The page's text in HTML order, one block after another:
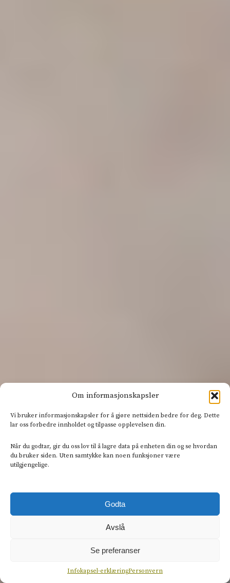
Om informasjonskapsler
Vi bruker informasjonskapsler for å gjøre nettsiden bedre for deg. Dette
lar oss forbedre innholdet og tilpasse opplevelsen din.
Når du godtar, gir du oss lov til å lagre data på enheten din og se hvordan
du bruker siden. Uten samtykke kan noen funksjoner være
utilgjengelige.
Godta
Avslå
Se preferanser
Infokapsel-erklæringPersonvern